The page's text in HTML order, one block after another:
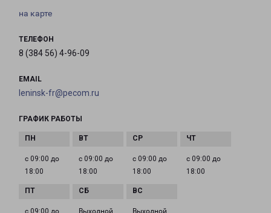
на карте
ТЕЛЕФОН
8 (384 56) 4-96-09
EMAIL
leninsk-fr@pecom.ru
ГРАФИК РАБОТЫ
с 09:00 до
18:00
с 09:00 до
18:00
с 09:00 до
18:00
с 09:00 до
18:00